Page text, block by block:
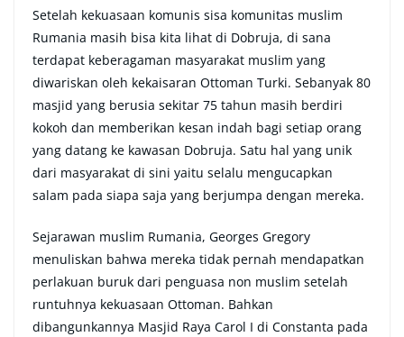
Setelah kekuasaan komunis sisa komunitas muslim
Rumania masih bisa kita lihat di Dobruja, di sana
terdapat keberagaman masyarakat muslim yang
diwariskan oleh kekaisaran Ottoman Turki. Sebanyak 80
masjid yang berusia sekitar 75 tahun masih berdiri
kokoh dan memberikan kesan indah bagi setiap orang
yang datang ke kawasan Dobruja. Satu hal yang unik
dari masyarakat di sini yaitu selalu mengucapkan
salam pada siapa saja yang berjumpa dengan mereka.
Sejarawan muslim Rumania, Georges Gregory
menuliskan bahwa mereka tidak pernah mendapatkan
perlakuan buruk dari penguasa non muslim setelah
runtuhnya kekuasaan Ottoman. Bahkan
dibangunkannya Masjid Raya Carol I di Constanta pada